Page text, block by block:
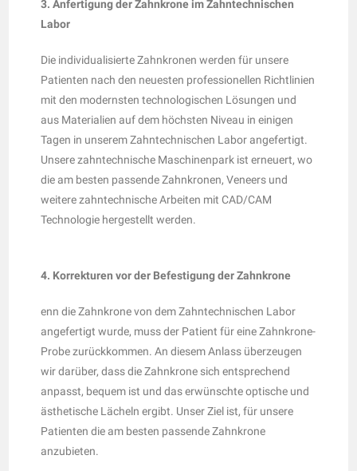
3. Anfertigung der Zahnkrone im Zahntechnischen
Labor
Die individualisierte Zahnkronen werden für unsere
Patienten nach den neuesten professionellen Richtlinien
mit den modernsten technologischen Lösungen und
aus Materialien auf dem höchsten Niveau in einigen
Tagen in unserem Zahntechnischen Labor angefertigt.
Unsere zahntechnische Maschinenpark ist erneuert, wo
die am besten passende Zahnkronen, Veneers und
weitere zahntechnische Arbeiten mit CAD/CAM
Technologie hergestellt werden.
4. Korrekturen vor der Befestigung der Zahnkrone
enn die Zahnkrone von dem Zahntechnischen Labor
angefertigt wurde, muss der Patient für eine Zahnkrone-
Probe zurückkommen. An diesem Anlass überzeugen
wir darüber, dass die Zahnkrone sich entsprechend
anpasst, bequem ist und das erwünschte optische und
ästhetische Lächeln ergibt. Unser Ziel ist, für unsere
Patienten die am besten passende Zahnkrone
anzubieten.